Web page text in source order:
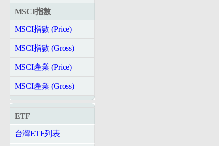
MSCI指數
MSCI指數 (Price)
MSCI指數 (Gross)
MSCI產業 (Price)
MSCI產業 (Gross)
ETF
台灣ETF列表